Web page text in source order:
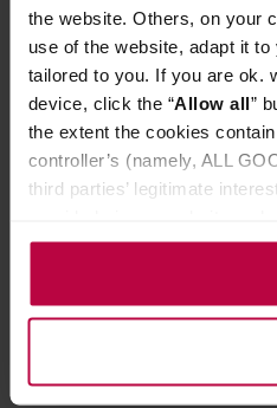
the website. Others, on your
use of the website, adapt it
tailored to you. If you are ok.
device, click the “Allow all”
the extent the cookies
controller’s (namely, ALL
third parties’ legitimate
entities. More information
Coffee Spots
23 lipca 2026